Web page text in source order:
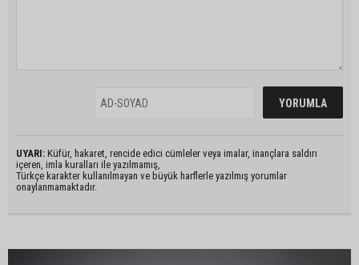
UYARI: Küfür, hakaret, rencide edici cümleler veya imalar, inançlara saldırı
içeren, imla kuralları ile yazılmamış,
Türkçe karakter kullanılmayan ve büyük harflerle yazılmış yorumlar
onaylanmamaktadır.